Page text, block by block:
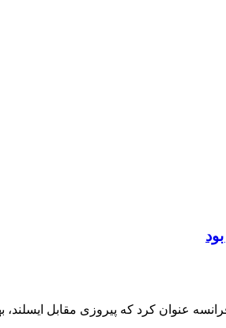
عنوان کرد که پیروزی مقابل ایسلند، بهترین